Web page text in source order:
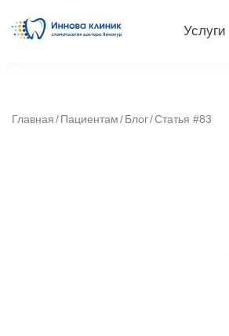
Услуги
Главная Пациентам Блог Статья #83